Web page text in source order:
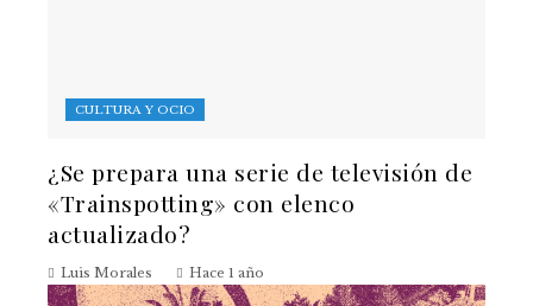
CULTURA Y OCIO
¿Se prepara una serie de televisión de
«Trainspotting» con elenco
actualizado?
Luis Morales Hace 1 año